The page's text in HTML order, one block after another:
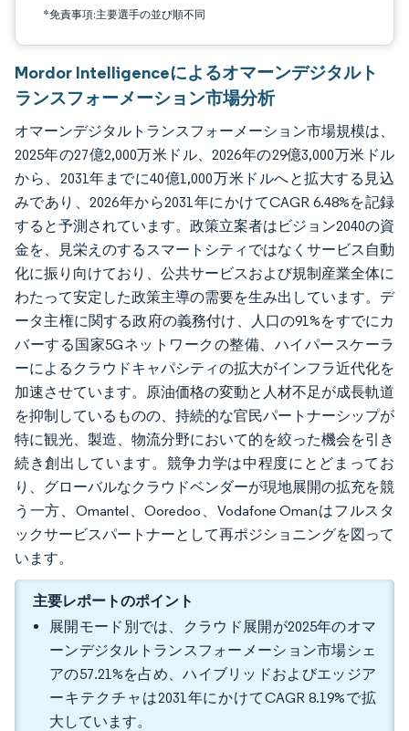
*免責事項:主要選手の並び順不同
Mordor Intelligenceによるオマーンデジタルト
ランスフォーメーション市場分析
オマーンデジタルトランスフォーメーション市場規模は、
2025年の27億2,000万米ドル、2026年の29億3,000万米ドル
から、2031年までに40億1,000万米ドルへと拡大する見込
みであり、2026年から2031年にかけてCAGR 6.48%を記録
すると予測されています。政策立案者はビジョン2040の資
金を、見栄えのするスマートシティではなくサービス自動
化に振り向けており、公共サービスおよび規制産業全体に
わたって安定した政策主導の需要を生み出しています。デ
ータ主権に関する政府の義務付け、人口の91%をすでにカ
バーする国家5Gネットワークの整備、ハイパースケーラ
ーによるクラウドキャパシティの拡大がインフラ近代化を
加速させています。原油価格の変動と人材不足が成長軌道
を抑制しているものの、持続的な官民パートナーシップが
特に観光、製造、物流分野において的を絞った機会を引き
続き創出しています。競争力学は中程度にとどまってお
り、グローバルなクラウドベンダーが現地展開の拡充を競
う一方、Omantel、Ooredoo、Vodafone Omanはフルスタ
ックサービスパートナーとして再ポジショニングを図って
います。
主要レポートのポイント
展開モード別では、クラウド展開が2025年のオマ
ーンデジタルトランスフォーメーション市場シェ
アの57.21%を占め、ハイブリッドおよびエッジア
ーキテクチャは2031年にかけてCAGR 8.19%で拡
大しています。